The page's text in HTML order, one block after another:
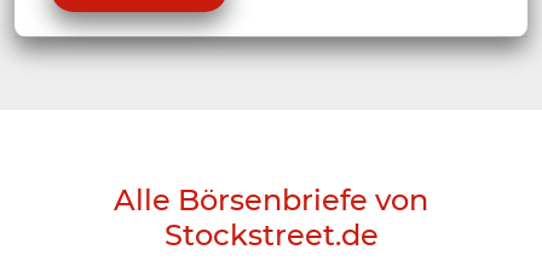
Alle Börsenbriefe von
Stockstreet.de